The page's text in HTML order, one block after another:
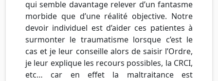
qui semble davantage relever d’un fantasme
morbide que d’une réalité objective. Notre
devoir individuel est d’aider ces patientes à
surmonter le traumatisme lorsque c’est le
cas et je leur conseille alors de saisir l’Ordre,
je leur explique les recours possibles, la CRCI,
etc… car en effet la maltraitance est